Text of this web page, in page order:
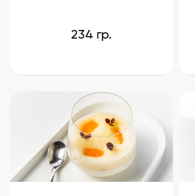
Новости, блог
Меню
Подарочные сертификаты
234 гр.